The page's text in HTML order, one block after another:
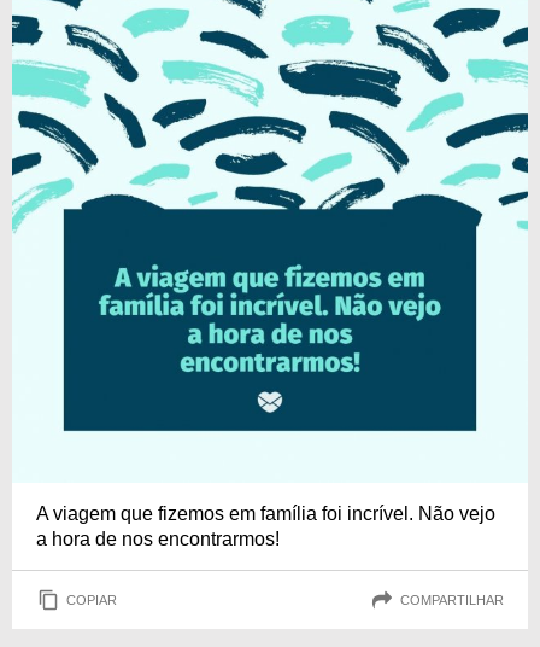
A viagem que fizemos em família foi incrível. Não vejo
a hora de nos encontrarmos!
COPIAR COMPARTILHAR